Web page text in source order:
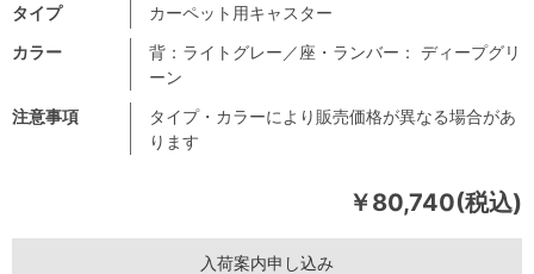
￥80,740(税込)
注意事項
タイプ・カラーにより販売価格が異なる場合があ
ります
タイプ
カーペット用キャスター
カラー
背：ライトグレー／座・ランバー： ディープグリ
ーン
入荷案内申し込み